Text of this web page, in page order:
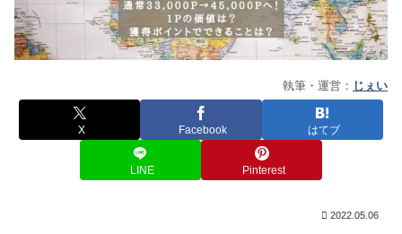
執筆・運営： じぇい
X Facebook はてブ
LINE Pinterest
2022.05.06